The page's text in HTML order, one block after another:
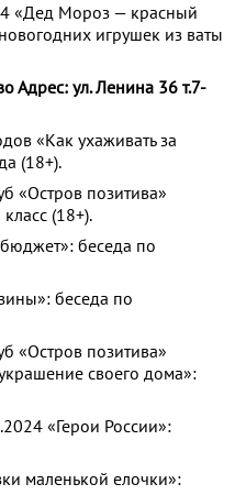
«Дед Мороз — красный
игрушек из ваты
Адрес: ул. Ленина 36 т.7-
«Как ухаживать за
(18+).
«Остров позитива»
(18+).
беседа по
беседа по
«Остров позитива»
своего дома»:
«Герои России»:
маленькой елочки»: